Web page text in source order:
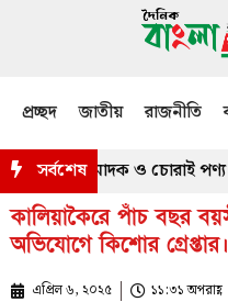
প্রচ্ছদ জাতীয় রাজনীতি
সর্বশেষ
মাদক ও চোরাই পণ্য জব্দ
কালিয়াকৈরে পাঁচ বছর
অভিযোগে কিশোর গ্রেপ্তার।
এপ্রিল ৬, ২০২৫ ১১:৩১ অপরাহ্ণ